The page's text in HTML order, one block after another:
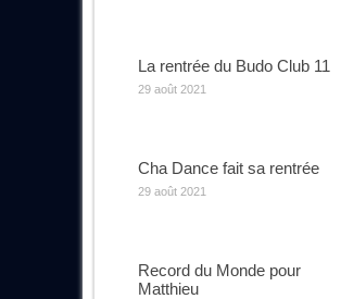
La rentrée du Budo Club 11
29 août 2021
Cha Dance fait sa rentrée
29 août 2021
Record du Monde pour
Matthieu